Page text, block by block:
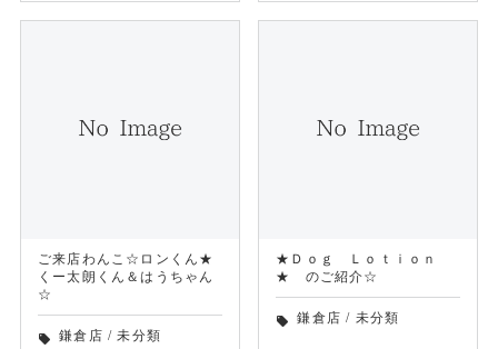
ご来店わんこ☆ロンくん★
くー太朗くん＆はうちゃん
☆
local_offer 鎌倉店 /未分類
★Ｄｏｇ Ｌｏｔｉｏｎ
★ のご紹介☆
local_offer 鎌倉店 / 未分類